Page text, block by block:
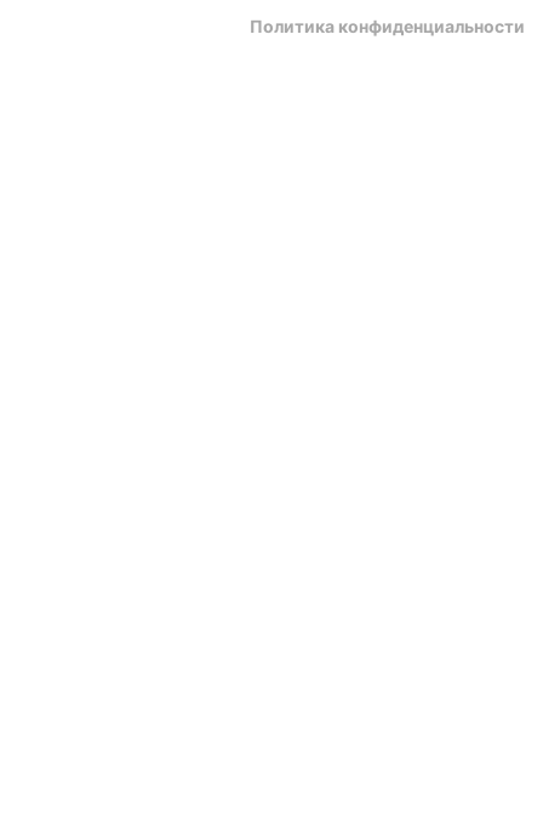
Политика конфиденциальности